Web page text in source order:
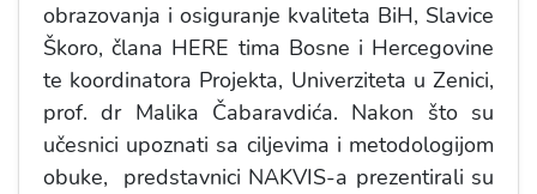
obrazovanja i osiguranje kvaliteta BiH, Slavice
Škoro, člana HERE tima Bosne i Hercegovine
te koordinatora Projekta, Univerziteta u Zenici,
prof. dr Malika Čabaravdića. Nakon što su
učesnici upoznati sa ciljevima i metodologijom
obuke, predstavnici NAKVIS-a prezentirali su